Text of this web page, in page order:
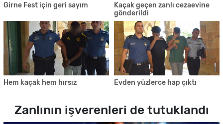
Girne Fest için geri sayım
Kaçak geçen zanlı cezaevine
gönderildi
Hem kaçak hem hırsız Evden yüzlerce hap çıktı
Zanlının işverenleri de tutuklandı